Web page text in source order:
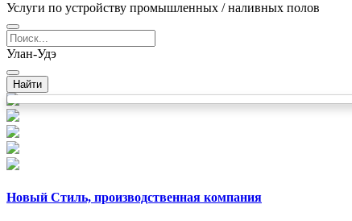
Услуги по устройству промышленных / наливных полов
Улан-Удэ
Найти
Новый Стиль, производственная компания